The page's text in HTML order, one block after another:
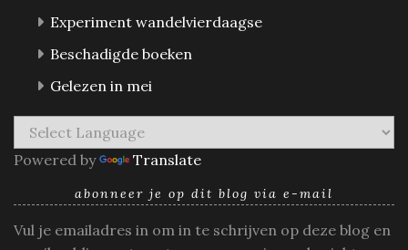
Experiment wandelvierdaagse
Beschadigde boeken
Gelezen in mei
Powered by Translate
abonneer je op dit blog via e-mail
Vul je emailadres in om in te schrijven op deze blog en